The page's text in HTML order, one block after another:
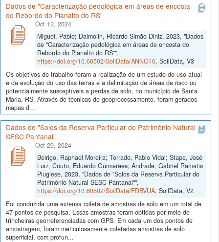
Dados de "Caracterização pedológica em áreas de encosta
do Rebordo do Planalto do RS"
Oct 12, 2024
Miguel, Pablo; Dalmolin, Ricardo Simão Diniz, 2023, "Dados
de "Caracterização pedológica em áreas de encosta do
Rebordo do Planalto do RS"",
https://doi.org/10.60502/SoilData/ANNOT6, SoilData, V3
Os objetivos do trabalho foram a realização de um estudo do uso atual
e da evolução do uso das terras e a delimitação de áreas de risco ou
potencialmente susceptíveis a perdas de solo, no município de Santa
Maria, RS. Através de técnicas de geoprocessamento. foram gerados
mapas d...
Dados de "Solos da Reserva Particular do Patrimônio Natural
SESC Pantanal"
Oct 29, 2024
Beirigo, Raphael Moreira; Torrado, Pablo Vidal; Stape, José
Luiz; Couto, Eduardo Guimarães; Andrade, Gabriel Ramatis
Plugiese, 2023, "Dados de "Solos da Reserva Particular do
Patrimônio Natural SESC Pantanal"",
https://doi.org/10.60502/SoilData/FDBVUA, SoilData, V2
Foi conduzida uma extensa coleta de amostras de solo em um total de
47 pontos de pesquisa. Essas amostras foram obtidas por meio de
trincheiras georreferenciadas com GPS. Em cada um dos pontos de
amostragem, foram meticulosamente coletadas amostras de solo
superficial, com profun...